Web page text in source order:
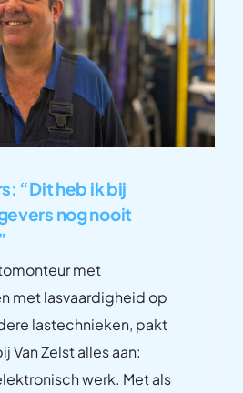
“Dit heb ik bij
nog nooit
met
met lasvaardigheid op
lastechnieken, pakt
Van Zelst alles aan:
werk. Met als